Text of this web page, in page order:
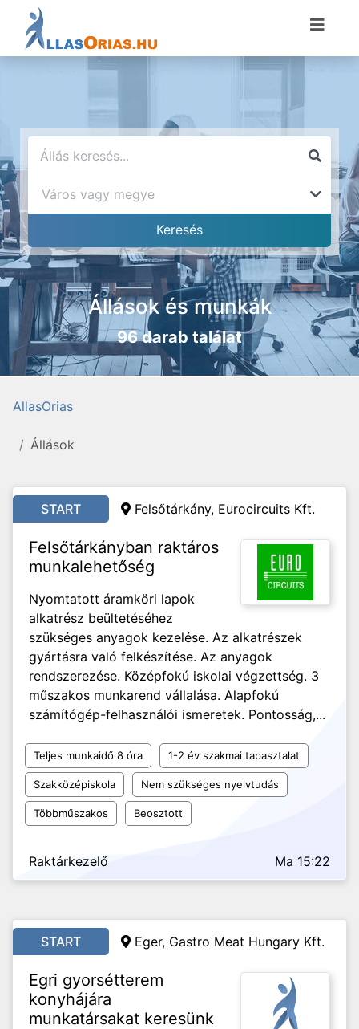
Állások és munkák
96 darab találat
AllasOrias
Állások
START Felsőtárkány, Eurocircuits Kft.
Felsőtárkányban raktáros
munkalehetőség
Nyomtatott áramköri lapok
alkatrész beültetéséhez
szükséges anyagok kezelése. Az alkatrészek
gyártásra való felkészítése. Az anyagok
rendszerezése. Középfokú iskolai végzettség. 3
műszakos munkarend vállalása. Alapfokú
számítógép-felhasználói ismeretek. Pontosság,...
Teljes munkaidő 8 óra 1-2 év szakmai tapasztalat
Szakközépiskola Nem szükséges nyelvtudás
Többműszakos Beosztott
Raktárkezelő Ma 15:22
START Eger, Gastro Meat Hungary Kft.
Egri gyorsétterem
konyhájára
munkatársakat keresünk